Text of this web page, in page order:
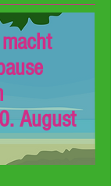
August